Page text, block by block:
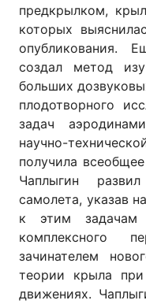
предкрылком,
которых
опубликования.
создал метод
больших
плодотворного
задач
научно-
получила
Чаплыгин
самолета, указав
к этим задачам
комплексного
зачинателем
теории крыла
движениях.